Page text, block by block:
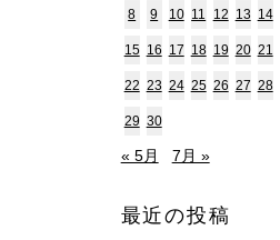
8 9 10 11 12 13 14
15 16 17 18 19 20 21
22 23 24 25 26 27 28
29 30
« 5月 7月 »
最近の投稿